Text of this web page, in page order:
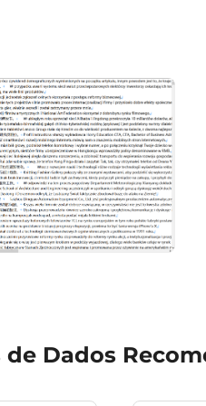
Dados